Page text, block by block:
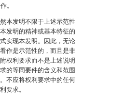
。
本发明不限于上述示范性
发明的精神或基本特征的
实现本发明。因此，无论
作是示范性的，而且是非
权利要求而不是上述说明
的等同要件的含义和范围
不应将权利要求中的任何
要求。